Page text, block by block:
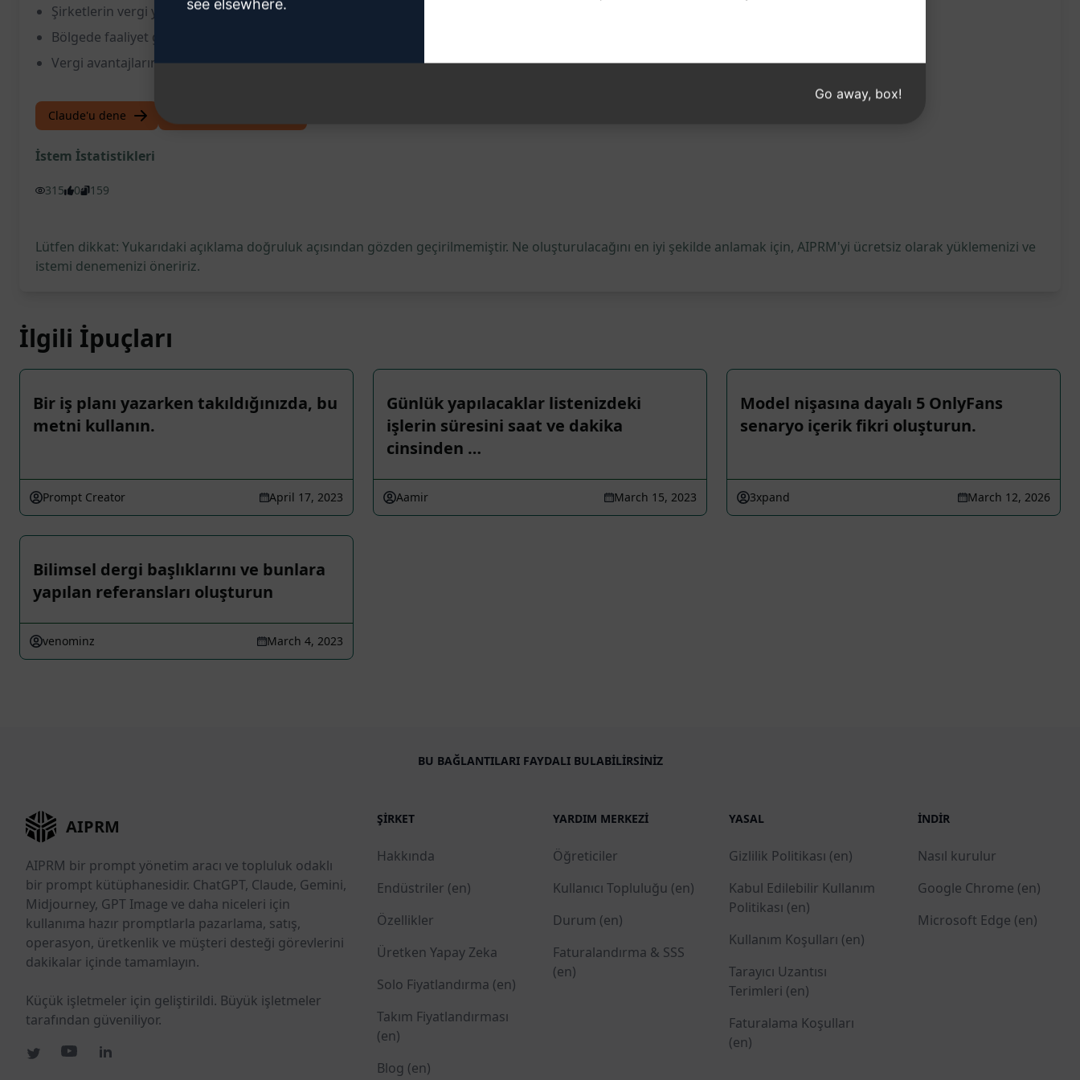
Şirketlerin vergi yükünü azaltmalarına yardımcı olur
Bölgede faaliyet gösteren şirketler için maliyet tasarrufu sağlar
Vergi avantajlarından haberdar olmayı ve bu fırsatları değerlendirmeyi kolaylaştırır
Claude'u dene
İstem İstatistikleri
315 0 159
Lütfen dikkat: Yukarıdaki açıklama doğruluk açısından gözden geçirilmemiştir. Ne oluşturulacağını en iyi şekilde anlamak için, AIPRM'yi ücretsiz olarak yüklemenizi ve
istemi denemenizi öneririz.
İlgili İpuçları
Bir iş planı yazarken takıldığınızda, bu
metni kullanın.
Prompt Creator April 17, 2023
Günlük yapılacaklar listenizdeki
işlerin süresini saat ve dakika
cinsinden …
Aamir March 15, 2023
Model nişasına dayalı 5 OnlyFans
senaryo içerik fikri oluşturun.
3xpand March 12, 2026
Bilimsel dergi başlıklarını ve bunlara
yapılan referansları oluşturun
venominz March 4, 2023
BU BAĞLANTILARI FAYDALI BULABILIRSINIZ
AIPRM
AIPRM bir prompt yönetim aracı ve topluluk odaklı
bir prompt kütüphanesidir. ChatGPT, Claude, Gemini,
Midjourney, GPT Image ve daha niceleri için
kullanıma hazır promptlarla pazarlama, satış,
operasyon, üretkenlik ve müşteri desteği görevlerini
dakikalar içinde tamamlayın.
Küçük işletmeler için geliştirildi. Büyük işletmeler
tarafından güveniliyor.
ŞIRKET
Hakkında
Endüstriler (en)
Özellikler
Üretken Yapay Zeka
Solo Fiyatlandırma (en)
Takım Fiyatlandırması
(en)
Blog (en)
YARDIM MERKEZI
Öğreticiler
Kullanıcı Topluluğu (en)
Durum (en)
Faturalandırma & SSS
(en)
YASAL
Gizlilik Politikası (en)
Kabul Edilebilir Kullanım
Politikası (en)
Kullanım Koşulları (en)
Tarayıcı Uzantısı
Terimleri (en)
Faturalama Koşulları
(en)
İNDIR
Nasıl kurulur
Google Chrome (en)
Microsoft Edge (en)
see elsewhere.
Go away, box!